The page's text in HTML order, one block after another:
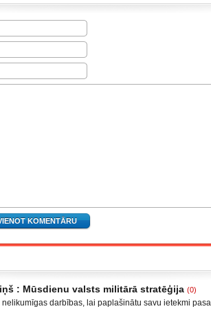
: Mūsdienu valsts militārā stratēģija (0)
nelikumīgas darbības, lai paplašinātu savu ietekmi